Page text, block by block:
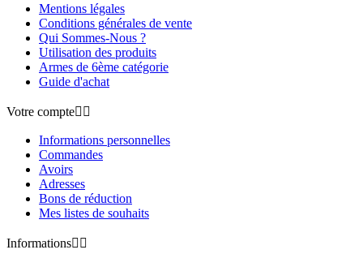
Mentions légales
Conditions générales de vente
Qui Sommes-Nous ?
Utilisation des produits
Armes de 6ème catégorie
Guide d'achat
Votre compte 
Informations personnelles
Commandes
Avoirs
Adresses
Bons de réduction
Mes listes de souhaits
Informations 